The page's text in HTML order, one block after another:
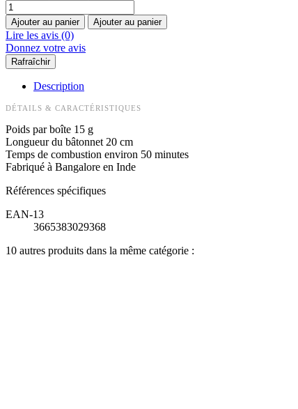
Ajouter au panier Ajouter au panier
Lire les avis (0)
Donnez votre avis
Description
DÉTAILS & CARACTÉRISTIQUES
Poids par boîte 15 g
Longueur du bâtonnet 20 cm
Temps de combustion environ 50 minutes
Fabriqué à Bangalore en Inde
Références spécifiques
EAN-13
3665383029368
10 autres produits dans la même catégorie :